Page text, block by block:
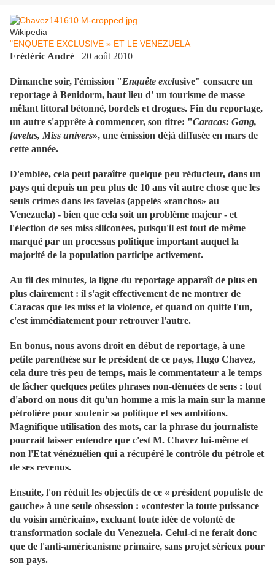
Wikipedia
"ENQUETE EXCLUSIVE » ET LE VENEZUELA
Frédéric André 20 août 2010
Dimanche soir, l'émission "Enquête exclusive" consacre un
reportage à Benidorm, haut lieu d' un tourisme de masse
mêlant littoral bétonné, bordels et drogues. Fin du reportage,
un autre s'apprête à commencer, son titre: "Caracas: Gang,
favelas, Miss univers», une émission déjà diffusée en mars de
cette année.
D'emblée, cela peut paraître quelque peu réducteur, dans un
pays qui depuis un peu plus de 10 ans vit autre chose que les
seuls crimes dans les favelas (appelés «ranchos» au
Venezuela) - bien que cela soit un problème majeur - et
l'élection de ses miss siliconées, puisqu'il est tout de même
marqué par un processus politique important auquel la
majorité de la population participe activement.
Au fil des minutes, la ligne du reportage apparaît de plus en
plus clairement : il s'agit effectivement de ne montrer de
Caracas que les miss et la violence, et quand on quitte l'un,
c'est immédiatement pour retrouver l'autre.
En bonus, nous avons droit en début de reportage, à une
petite parenthèse sur le président de ce pays, Hugo Chavez,
cela dure très peu de temps, mais le commentateur a le temps
de lâcher quelques petites phrases non-dénuées de sens : tout
d'abord on nous dit qu'un homme a mis la main sur la manne
pétrolière pour soutenir sa politique et ses ambitions.
Magnifique utilisation des mots, car la phrase du journaliste
pourrait laisser entendre que c'est M. Chavez lui-même et
non l'Etat vénézuélien qui a récupéré le contrôle du pétrole et
de ses revenus.
Ensuite, l'on réduit les objectifs de ce « président populiste de
gauche» à une seule obsession : «contester la toute puissance
du voisin américain», excluant toute idée de volonté de
transformation sociale du Venezuela. Celui-ci ne ferait donc
que de l'anti-américanisme primaire, sans projet sérieux pour
son pays.